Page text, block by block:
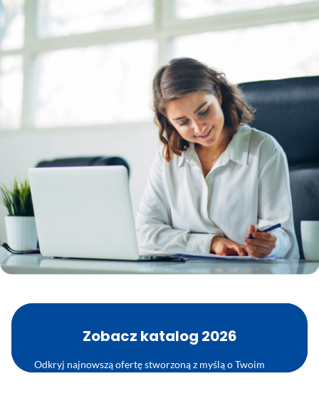
Zobacz katalog 2026
Odkryj najnowszą ofertę stworzoną z myślą o Twoim